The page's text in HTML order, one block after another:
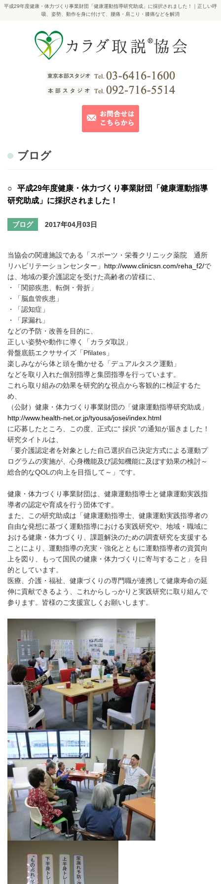
平成29年度健康・体力づくり事業財団「健康運動指導研究助成」に採択されました！｜正しい呼
吸、姿勢、動作を身に付けて、腰痛・肩こり・膝痛などを解消
ブログ
平成29年度健康・体力づくり事業財団「健康運動指導
研究助成」に採択されました！
ブログ 2017年04月03日
当協会の関連施設である「スポーツ・栄養クリニック薬院 通所
リハビリテーションセンター」 http://www.clinicsn.com/reha_f2/で
は、地域の要介護認定を受けた高齢者の皆様に、
・「関節疾患、転倒・骨折」
・「脳血管疾患」
・「認知症」
・「尿漏れ」
などの予防・改善を目的に、
正しい姿勢や動作に導く「カラダ取説」
骨盤底筋エクササイズ「Pfilates」
楽しみながら体と頭を働かせる「デュアルタスク運動」
などを取り入れた個別指導と集団指導を行っています。
これら取り組みの効果を研究的な視点から客観的に検証するた
め、
（公財）健康・体力づくり事業財団の「健康運動指導研究助成」
http://www.health-net.or.jp/tyousa/josei/index.html
に応募したところ、この度、正式に“ 採択 ”の通知が届きました！
研究タイトルは、
「要介護認定者を対象とした自己選択自己決定方式による運動プ
ログラムの実施が、心身機能及び認知機能に及ぼす効果の検討～
総合的なQOLの向上を目指して～」です。
健康・体力づくり事業財団は、健康運動指導士と健康運動実践指
導者の認定や育成を行う団体です。
また、この研究助成は「健康運動指導士、健康運動実践指導者の
自由な発想に基づく運動指導における実践研究や、地域・職域に
おける健康・体力づくり、課題解決のための調査研究を支援する
ことにより、運動指導の充実・強化とともに運動指導者の資質向
上を図り、もって国民の健康・体力づくりに寄与すること」を目
的としています。
医療、介護・福祉、健康づくりの専門職が連携して健康寿命の延
伸に貢献できるよう、これからしっかりと実践研究に取り組んで
参ります。皆様のご支援宜しくお願いします。